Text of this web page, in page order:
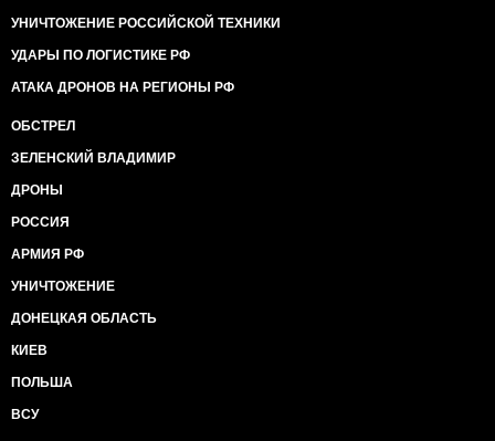
УНИЧТОЖЕНИЕ РОССИЙСКОЙ ТЕХНИКИ
УДАРЫ ПО ЛОГИСТИКЕ РФ
АТАКА ДРОНОВ НА РЕГИОНЫ РФ
ОБСТРЕЛ
ЗЕЛЕНСКИЙ ВЛАДИМИР
ДРОНЫ
РОССИЯ
АРМИЯ РФ
УНИЧТОЖЕНИЕ
ДОНЕЦКАЯ ОБЛАСТЬ
КИЕВ
ПОЛЬША
ВСУ